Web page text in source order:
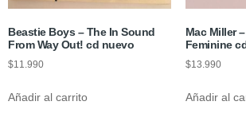
Beastie Boys – The In Sound
From Way Out! cd nuevo
$11.990
Añadir al carrito
Mac Miller
Feminine
$13.990
Añadir al